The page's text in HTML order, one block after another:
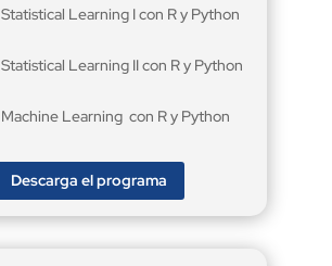
Statistical Learning I con R y Python
Statistical Learning II con R y Python
Machine Learning con R y Python
Descarga el programa